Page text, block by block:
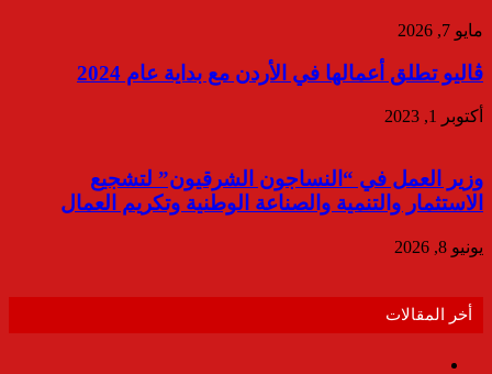
مايو 7, 2026
ڤاليو تطلق أعمالها في الأردن مع بداية عام 2024
أكتوبر 1, 2023
وزير العمل في “النساجون الشرقيون” لتشجيع
الاستثمار والتنمية والصناعة الوطنية وتكريم العمال
يونيو 8, 2026
أخر المقالات